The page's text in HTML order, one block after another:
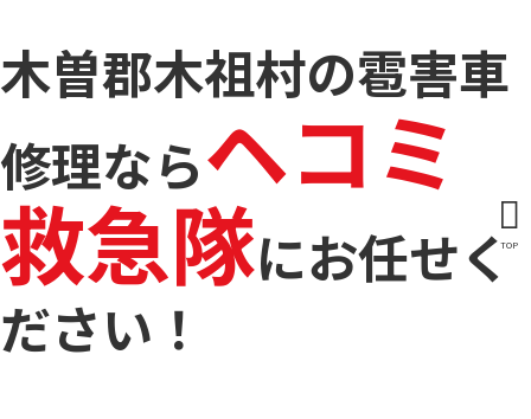
木曽郡木祖村の雹害車
修理ならヘコミ
救急隊にお任せく
ださい！
TOP